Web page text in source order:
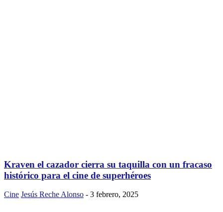
Kraven el cazador cierra su taquilla con un fracaso
histórico para el cine de superhéroes
Cine Jesús Reche Alonso - 3 febrero, 2025